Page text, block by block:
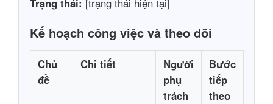
Trạng thái: [trạng thái hiện tại]
Kế hoạch công việc và theo dõi
Chủ
đề
Chi tiết
Người
phụ
trách
Bước
tiếp
theo